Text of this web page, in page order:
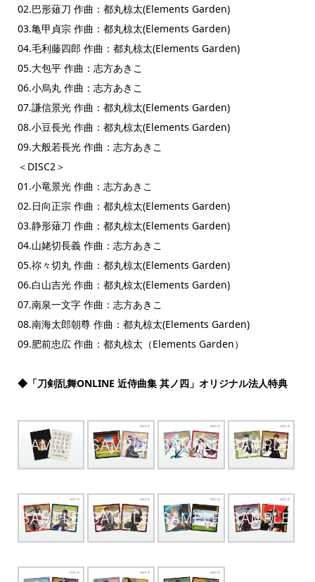
02.巴形薙刀 作曲：都丸椋太(Elements Garden)
03.亀甲貞宗 作曲：都丸椋太(Elements Garden)
04.毛利藤四郎 作曲：都丸椋太(Elements Garden)
05.大包平 作曲：志方あきこ
06.小烏丸 作曲：志方あきこ
07.謙信景光 作曲：都丸椋太(Elements Garden)
08.小豆長光 作曲：都丸椋太(Elements Garden)
09.大般若長光 作曲：志方あきこ
＜DISC2＞
01.小竜景光 作曲：志方あきこ
02.日向正宗 作曲：都丸椋太(Elements Garden)
03.静形薙刀 作曲：都丸椋太(Elements Garden)
04.山姥切長義 作曲：志方あきこ
05.祢々切丸 作曲：都丸椋太(Elements Garden)
06.白山吉光 作曲：都丸椋太(Elements Garden)
07.南泉一文字 作曲：志方あきこ
08.南海太郎朝尊 作曲：都丸椋太(Elements Garden)
09.肥前忠広 作曲：都丸椋太（Elements Garden）
◆「刀剣乱舞ONLINE 近侍曲集 其ノ四」 オリジナル法人特典